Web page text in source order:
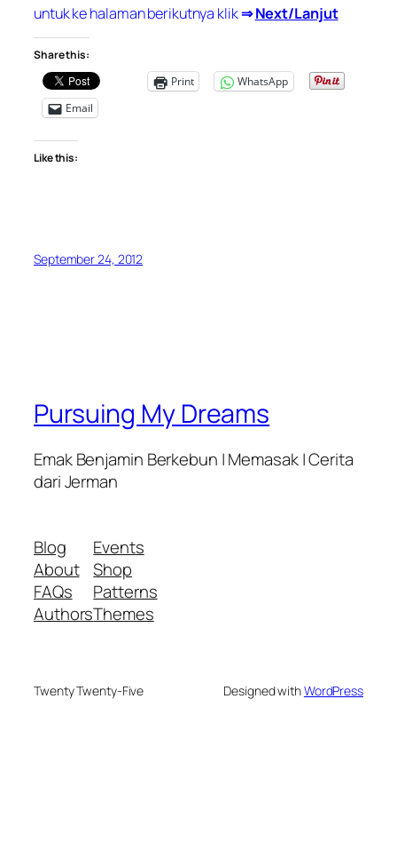
untuk ke halaman berikutnya klik⇒Next/Lanjut
Share this:
Print
WhatsApp
Email
Like this:
September 24, 2012
Pursuing My Dreams
Emak Benjamin Berkebun | Memasak | Cerita
dari Jerman
Blog
About
FAQs
Authors
Events
Shop
Patterns
Themes
Twenty Twenty-Five Designed withWordPress